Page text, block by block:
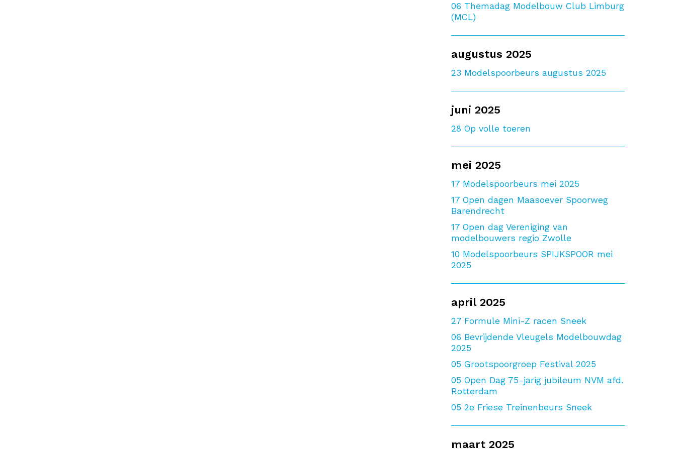
06 Themadag Modelbouw Club Limburg
(MCL)
augustus 2025
23 Modelspoorbeurs augustus 2025
juni 2025
28 Op volle toeren
mei 2025
17 Modelspoorbeurs mei 2025
17 Open dagen Maasoever Spoorweg
Barendrecht
17 Open dag Vereniging van
modelbouwers regio Zwolle
10 Modelspoorbeurs SPIJKSPOOR mei
2025
april 2025
27 Formule Mini-Z racen Sneek
06 Bevrijdende Vleugels Modelbouwdag
2025
05 Grootspoorgroep Festival 2025
05 Open Dag 75-jarig jubileum NVM afd.
Rotterdam
05 2e Friese Treinenbeurs Sneek
maart 2025